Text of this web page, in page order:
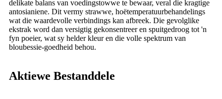
delikate balans van voedingstowwe te bewaar, veral die kragtige
antosianiene. Dit vermy strawwe, hoëtemperatuurbehandelings
wat die waardevolle verbindings kan afbreek. Die gevolglike
ekstrak word dan versigtig gekonsentreer en spuitgedroog tot 'n
fyn poeier, wat sy helder kleur en die volle spektrum van
bloubessie-goedheid behou.
Aktiewe Bestanddele